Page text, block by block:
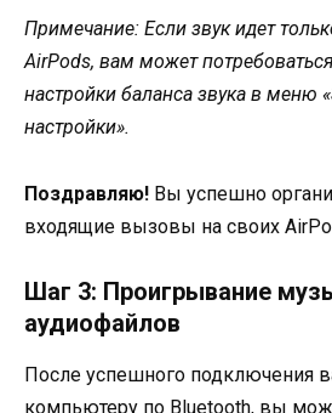
Примечание: Если звук идет
AirPods, вам может
настройки баланса звука в меню
настройки».
Поздравляю! Вы успешно
входящие вызовы на своих
Шаг 3: Проигрывание
аудиофайлов
После успешного подключения
компьютеру по Bluetooth, вы